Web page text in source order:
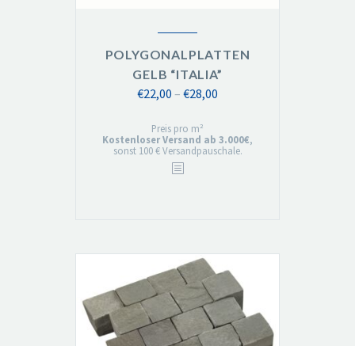
POLYGONALPLATTEN
GELB “ITALIA”
€22,00 – €28,00
bis
€28,00
Preis pro m²
Kostenloser Versand ab 3.000€,
sonst 100 € Versandpauschale.